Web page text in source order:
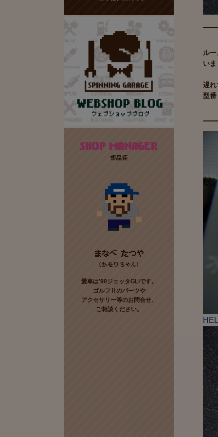
SHOP MANAGER
部品係
まなべ たつや
(かをりちゃん)
愛車は'90ジェッタGLiです。
ゴルフⅡのパーツや
アクセサリー等のお問合せ、
ご相談ください。
ル
い
遅れ
型